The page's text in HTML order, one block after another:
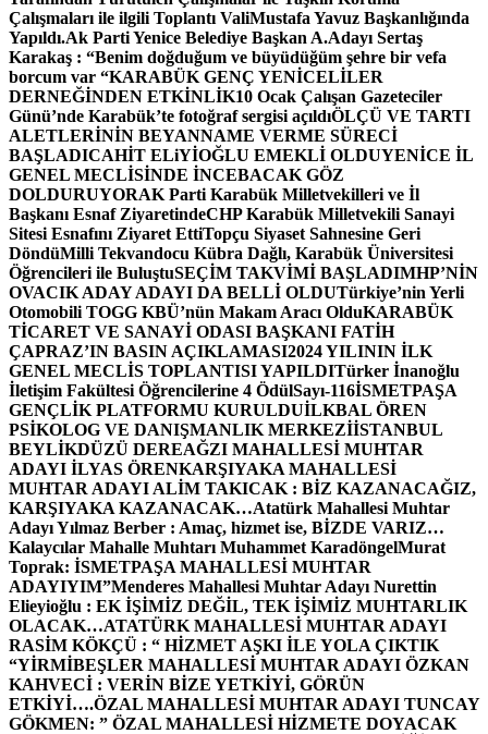
Çalışmaları ile ilgili Toplantı ValiMustafa Yavuz Başkanlığında
Yapıldı.Ak Parti Yenice Belediye Başkan A.Adayı Sertaş
Karakaş : “Benim doğduğum ve büyüdüğüm şehre bir vefa
borcum var “KARABÜK GENÇ YENİCELİLER
DERNEĞİNDEN ETKİNLİK10 Ocak Çalışan Gazeteciler
Günü’nde Karabük’te fotoğraf sergisi açıldıÖLÇÜ VE TARTI
ALETLERİNİN BEYANNAME VERME SÜRECİ
BAŞLADICAHİT ELiYİOĞLU EMEKLİ OLDUYENİCE İL
GENEL MECLİSİNDE İNCEBACAK GÖZ
DOLDURUYORAK Parti Karabük Milletvekilleri ve İl
Başkanı Esnaf ZiyaretindeCHP Karabük Milletvekili Sanayi
Sitesi Esnafını Ziyaret EttiTopçu Siyaset Sahnesine Geri
DöndüMilli Tekvandocu Kübra Dağlı, Karabük Üniversitesi
Öğrencileri ile BuluştuSEÇİM TAKVİMİ BAŞLADIMHP’NİN
OVACIK ADAY ADAYI DA BELLİ OLDUTürkiye’nin Yerli
Otomobili TOGG KBÜ’nün Makam Aracı OlduKARABÜK
TİCARET VE SANAYİ ODASI BAŞKANI FATİH
ÇAPRAZ’IN BASIN AÇIKLAMASI2024 YILININ İLK
GENEL MECLİS TOPLANTISI YAPILDITürker İnanoğlu
İletişim Fakültesi Öğrencilerine 4 ÖdülSayı-116İSMETPAŞA
GENÇLİK PLATFORMU KURULDUİLKBAL ÖREN
PSİKOLOG VE DANIŞMANLIK MERKEZİİSTANBUL
BEYLİKDÜZÜ DEREAĞZI MAHALLESİ MUHTAR
ADAYI İLYAS ÖRENKARŞIYAKA MAHALLESİ
MUHTAR ADAYI ALİM TAKICAK : BİZ KAZANACAĞIZ,
KARŞIYAKA KAZANACAK…Atatürk Mahallesi Muhtar
Adayı Yılmaz Berber : Amaç, hizmet ise, BİZDE VARIZ…
Kalaycılar Mahalle Muhtarı Muhammet KaradöngelMurat
Toprak: İSMETPAŞA MAHALLESİ MUHTAR
ADAYIYIM”Menderes Mahallesi Muhtar Adayı Nurettin
Elieyioğlu : EK İŞİMİZ DEĞİL, TEK İŞİMİZ MUHTARLIK
OLACAK…ATATÜRK MAHALLESİ MUHTAR ADAYI
RASİM KÖKÇÜ : “ HİZMET AŞKI İLE YOLA ÇIKTIK
“YİRMİBEŞLER MAHALLESİ MUHTAR ADAYI ÖZKAN
KAHVECİ : VERİN BİZE YETKİYİ, GÖRÜN
ETKİYİ….ÖZAL MAHALLESİ MUHTAR ADAYI TUNCAY
GÖKMEN: ” ÖZAL MAHALLESİ HİZMETE DOYACAK